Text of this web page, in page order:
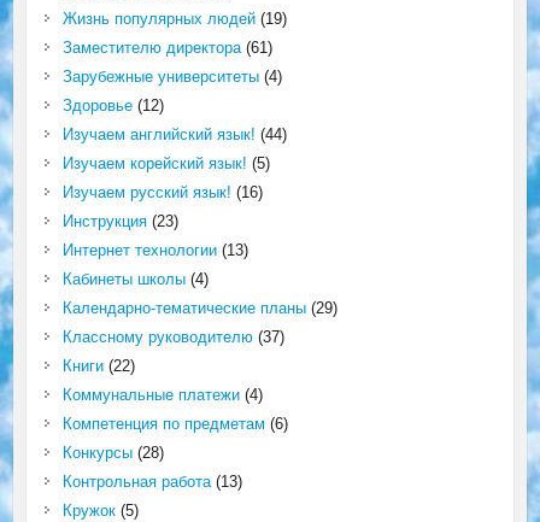
Жизнь популярных людей(19)
Заместителю директора(61)
Зарубежные университеты(4)
Здоровье(12)
Изучаем английский язык! (44)
Изучаем корейский язык! (5)
Изучаем русский язык! (16)
Инструкция(23)
Интернет технологии(13)
Кабинеты школы(4)
Календарно-тематические планы(29)
Классному руководителю(37)
Книги(22)
Коммунальные платежи(4)
Компетенция по предметам (6)
Конкурсы(28)
Контрольная работа(13)
Кружок(5)